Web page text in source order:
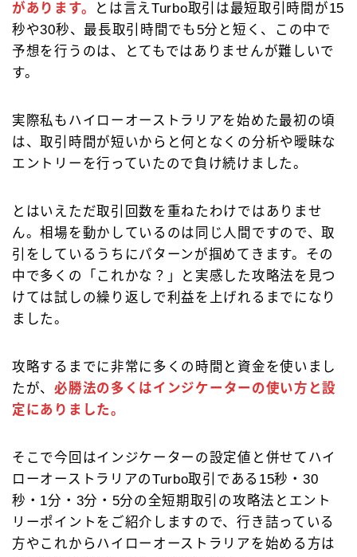
があります。
とは言えTurbo取引は最短取引時間が15
秒や30秒、最長取引時間でも5分と短く、この中で
予想を行うのは、とてもではありませんが難しいで
す。
実際私もハイローオーストラリアを始めた最初の頃
は、取引時間が短いからと何となくの分析や曖昧な
エントリーを行っていたので負け続けました。
とはいえただ取引回数を重ねたわけではありませ
ん。相場を動かしているのは同じ人間ですので、取
引をしているうちにパターンが掴めてきます。その
中で多くの「これかな？」と実感した攻略法を見つ
けては試しの繰り返しで利益を上げれるまでになり
ました。
攻略するまでに非常に多くの時間と資金を使いまし
たが、必勝法の多くはインジケーターの使い方と設
定にありました。
そこで今回はインジケーターの設定値と併せてハイ
ローオーストラリアのTurbo取引である15秒・30
秒・1分・3分・5分の全短期取引の攻略法とエント
リーポイントをご紹介しますので、行き詰っている
方やこれからハイローオーストラリアを始める方は